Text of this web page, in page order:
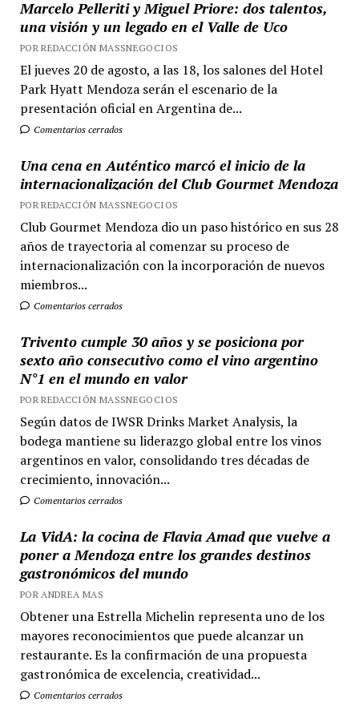
Marcelo Pelleriti y Miguel Priore: dos talentos,
una visión y un legado en el Valle de Uco
POR REDACCIÓN MASSNEGOCIOS
El jueves 20 de agosto, a las 18, los salones del Hotel
Park Hyatt Mendoza serán el escenario de la
presentación oficial en Argentina de...
Comentarios cerrados
Una cena en Auténtico marcó el inicio de la
internacionalización del Club Gourmet Mendoza
POR REDACCIÓN MASSNEGOCIOS
Club Gourmet Mendoza dio un paso histórico en sus 28
años de trayectoria al comenzar su proceso de
internacionalización con la incorporación de nuevos
miembros...
Comentarios cerrados
Trivento cumple 30 años y se posiciona por
sexto año consecutivo como el vino argentino
N°1 en el mundo en valor
POR REDACCIÓN MASSNEGOCIOS
Según datos de IWSR Drinks Market Analysis, la
bodega mantiene su liderazgo global entre los vinos
argentinos en valor, consolidando tres décadas de
crecimiento, innovación...
Comentarios cerrados
La VidA: la cocina de Flavia Amad que vuelve a
poner a Mendoza entre los grandes destinos
gastronómicos del mundo
POR ANDREA MAS
Obtener una Estrella Michelin representa uno de los
mayores reconocimientos que puede alcanzar un
restaurante. Es la confirmación de una propuesta
gastronómica de excelencia, creatividad...
Comentarios cerrados